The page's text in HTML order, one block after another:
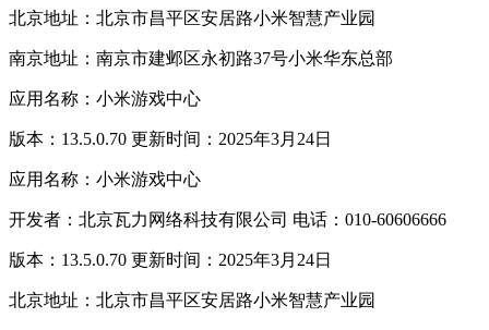
北京地址：北京市昌平区安居路小米智慧产业园
南京地址：南京市建邺区永初路37号小米华东总部
应用名称：小米游戏中心
版本：13.5.0.70 更新时间：2025年3月24日
应用名称：小米游戏中心
开发者：北京瓦力网络科技有限公司 电话：010-60606666
版本：13.5.0.70 更新时间：2025年3月24日
北京地址：北京市昌平区安居路小米智慧产业园